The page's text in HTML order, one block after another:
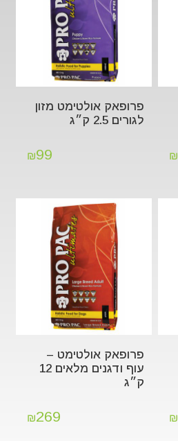
₪
פרופאק אולטימט מזון
לגורים 2.5 ק״ג
₪99
₪
פרופאק אולטימט –
עוף ודגנים מלאים 12
ק״ג
₪269